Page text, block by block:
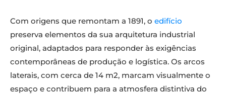
Com origens que remontam a 1891, o edifício
preserva elementos da sua arquitetura industrial
original, adaptados para responder às exigências
contemporâneas de produção e logística. Os arcos
laterais, com cerca de 14 m2, marcam visualmente o
espaço e contribuem para a atmosfera distintiva do